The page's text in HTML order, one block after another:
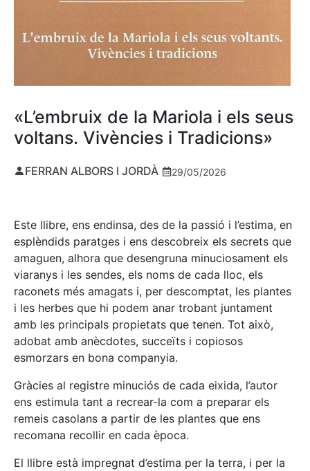
«L’embruix de la Mariola i els seus
voltans. Vivències i Tradicions»
FERRAN ALBORS I JORDÀ 29/05/2026
Este llibre, ens endinsa, des de la passió i l’estima, en
esplèndids paratges i ens descobreix els secrets que
amaguen, alhora que desengruna minuciosament els
viaranys i les sendes, els noms de cada lloc, els
raconets més amagats i, per descomptat, les plantes
i les herbes que hi podem anar trobant juntament
amb les principals propietats que tenen. Tot això,
adobat amb anècdotes, succeïts i copiosos
esmorzars en bona companyia.
Gràcies al registre minuciós de cada eixida, l’autor
ens estimula tant a recrear-la com a preparar els
remeis casolans a partir de les plantes que ens
recomana recollir en cada època.
El llibre està impregnat d’estima per la terra, i per la